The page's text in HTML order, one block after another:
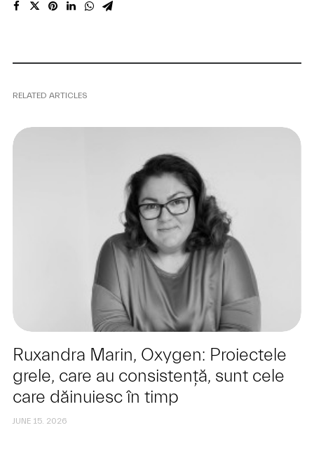
RELATED ARTICLES
Ruxandra Marin, Oxygen: Proiectele
grele, care au consistență, sunt cele
care dăinuiesc în timp
JUNE 15. 2026